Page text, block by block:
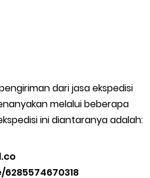
dari jasa ekspedisi
melalui beberapa
ini diantaranya adalah: